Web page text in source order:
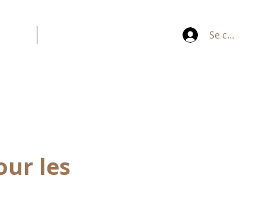
Se connecter
les